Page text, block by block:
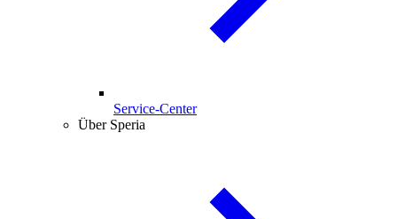
Service-Center
Über Speria